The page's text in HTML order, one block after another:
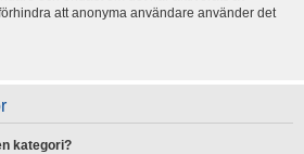
att anonyma användare använder det
kategori?